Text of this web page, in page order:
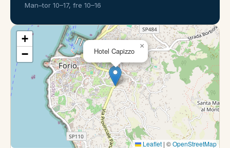
Man–tor 10–17, fre 10–16
Hotel Capizzo
×
+
−
Leaflet | ©OpenStreetMap